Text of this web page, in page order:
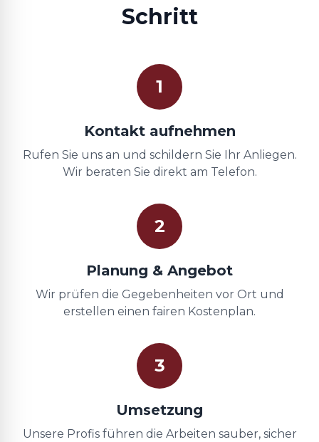
Schritt
1
Kontakt aufnehmen
Rufen Sie uns an und schildern Sie Ihr Anliegen.
Wir beraten Sie direkt am Telefon.
2
Planung & Angebot
Wir prüfen die Gegebenheiten vor Ort und
erstellen einen fairen Kostenplan.
3
Umsetzung
Unsere Profis führen die Arbeiten sauber, sicher